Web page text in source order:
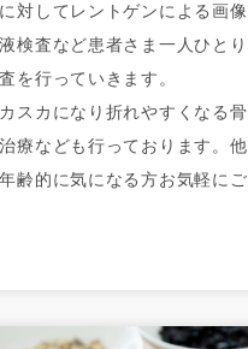
対してレントゲンによる画像
検査など患者さま一人ひとり
を行っていきます。
スカになり折れやすくなる骨
療なども行っております。他
齢的に気になる方お気軽にご